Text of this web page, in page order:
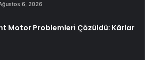
6, 2026
Motor Problemleri Çözüldü: Kârlar